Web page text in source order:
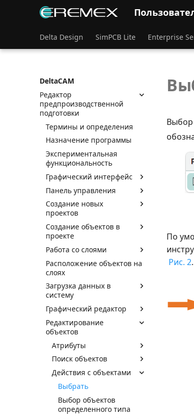
Delta Design SimPCB Lite Enterprise
DeltaCAM
Редактор
предпроизводственной
подготовки
Термины и определения
Назначение программы
Экспериментальная
функциональность
Графический интерфейс
Панель управления
Создание новых
проектов
Создание объектов в
проекте
Работа со слоями
Расположение объектов на
слоях
Загрузка данных в
систему
Графический редактор
Редактирование
объектов
Атрибуты
Поиск объектов
Действия с объектами
Выбрать
Выбор объектов
определенного типа
Выбор
По
Рис. 2.